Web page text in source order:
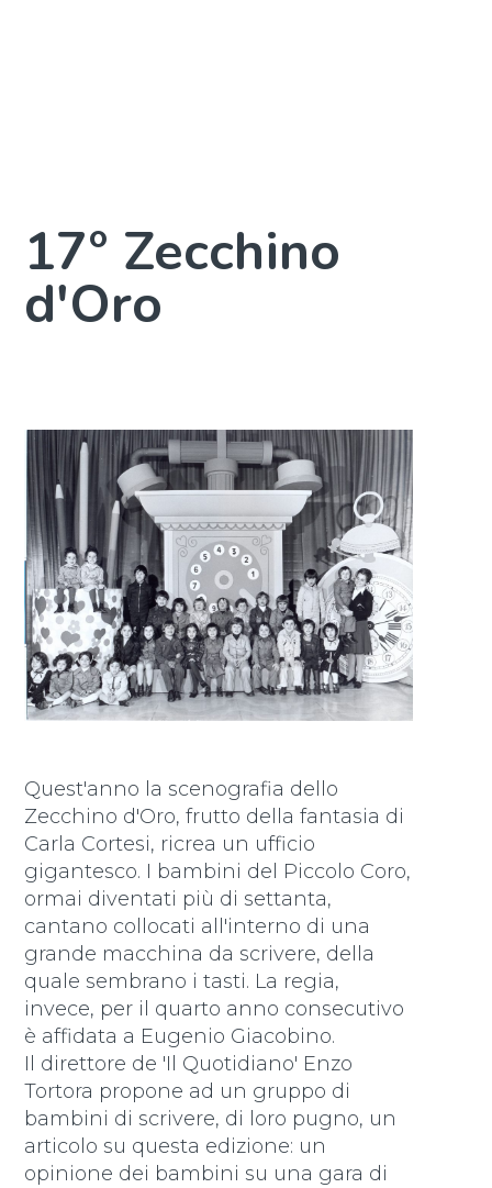
17° Zecchino
d'Oro
Quest'anno la scenografia dello
Zecchino d'Oro, frutto della fantasia di
Carla Cortesi, ricrea un ufficio
gigantesco. I bambini del Piccolo Coro,
ormai diventati più di settanta,
cantano collocati all'interno di una
grande macchina da scrivere, della
quale sembrano i tasti. La regia,
invece, per il quarto anno consecutivo
è affidata a Eugenio Giacobino.
Il direttore de 'Il Quotidiano' Enzo
Tortora propone ad un gruppo di
bambini di scrivere, di loro pugno, un
articolo su questa edizione: un
opinione dei bambini su una gara di